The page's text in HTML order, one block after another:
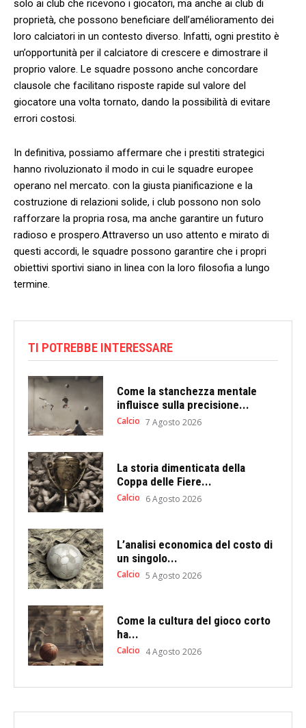
solo ai club che ricevono i giocatori, ‍ma ‍anche ai club di
proprietà, che possono beneficiare dell’amélioramento dei
loro calciatori in⁢ un‍ contesto diverso. Infatti, ogni prestito è​
un’opportunità per il calciatore di crescere e dimostrare il
proprio valore. Le squadre ⁣possono ​anche concordare
‍clausole che facilitano risposte rapide sul⁣ valore del
‍giocatore una volta tornato, dando la possibilità di ⁤evitare
errori ‍costosi.
In ​definitiva,⁢ possiamo‍ affermare che i⁢ prestiti ⁢strategici
hanno rivoluzionato il modo in cui le squadre ​europee
operano nel mercato. con la giusta pianificazione e la
costruzione di relazioni solide, i club possono non solo
rafforzare la propria rosa, ma anche garantire un futuro
radioso e prospero.Attraverso‌ un uso attento e mirato di
questi accordi, le⁤ squadre possono⁢ garantire che i‍ propri
obiettivi sportivi siano in ⁤linea con ‍la loro filosofia a lungo
⁢termine.
TI POTREBBE INTERESSARE
Come la stanchezza mentale
influisce sulla precisione...
Calcio 7 Agosto 2026
La storia dimenticata della
Coppa delle Fiere...
Calcio 6 Agosto 2026
L’analisi economica del costo di
un singolo...
Calcio 5 Agosto 2026
Come la cultura del gioco corto
ha...
Calcio 4 Agosto 2026